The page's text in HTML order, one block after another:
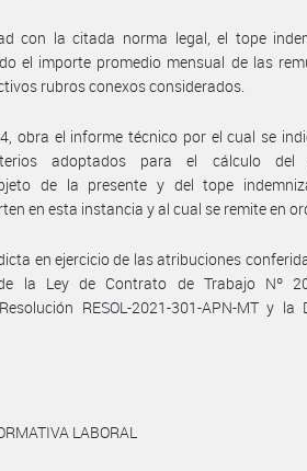
con la citada norma legal, el tope
el importe promedio mensual de las
rubros conexos considerados.
obra el informe técnico por el cual se
adoptados para el cálculo del
de la presente y del tope
en esta instancia y al cual se remite en
en ejercicio de las atribuciones
la Ley de Contrato de Trabajo Nº
RESOL-2021-301-APN-MT y la
LABORAL